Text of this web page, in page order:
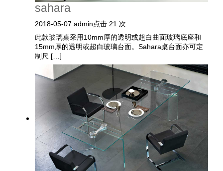
sahara
2018-05-07 admin点击 21 次
此款玻璃桌采用10mm厚的透明或超白曲面玻璃底座和
15mm厚的透明或超白玻璃台面。Sahara桌台面亦可定
制尺 […]